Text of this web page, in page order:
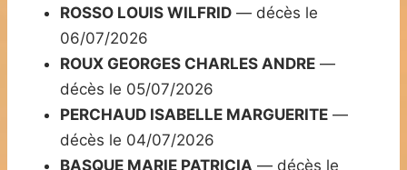
ROSSO LOUIS WILFRID — décès le
06/07/2026
ROUX GEORGES CHARLES ANDRE —
décès le 05/07/2026
PERCHAUD ISABELLE MARGUERITE —
décès le 04/07/2026
BASQUE MARIE PATRICIA — décès le